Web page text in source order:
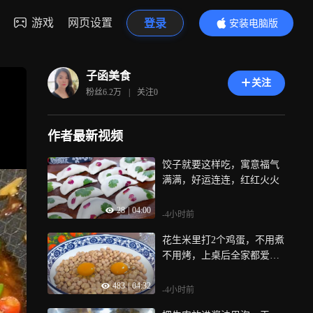
游戏 网页设置 登录
安装电脑版
内容更精彩
子函美食
粉丝6.2万 | 关注0
关注
作者最新视频
28 | 04:00
饺子就要这样吃，寓意福气
满满，好运连连，红红火火
-4小时前
483 | 04:32
花生米里打2个鸡蛋，不用煮
不用烤，上桌后全家都爱
-4小时前